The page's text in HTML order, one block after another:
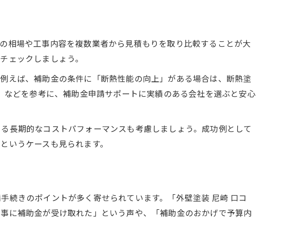
相場や工事内容を複数業者から見積もりを取り比較することが大
ェックしましょう。
えば、補助金の条件に「断熱性能の向上」がある場合は、断熱塗
どを参考に、補助金申請サポートに実績のある会社を選ぶと安心
長期的なコストパフォーマンスも考慮しましょう。成功例として
いうケースも見られます。
続きのポイントが多く寄せられています。「外壁塗装 尼崎 口コ
に補助金が受け取れた」という声や、「補助金のおかげで予算内